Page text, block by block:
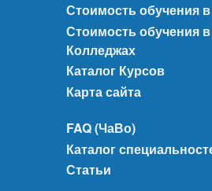
Стоимость обучения
Стоимость обучения в
Колледжах
Каталог Курсов
Карта сайта
FAQ (ЧаВо)
Каталог
Статьи